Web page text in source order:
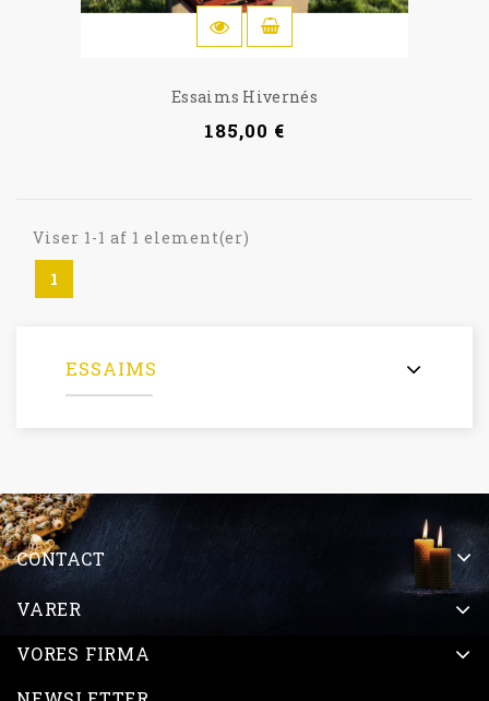
Essaims Hivernés
185,00 €
Viser 1-1 af 1 element(er)
1
ESSAIMS
CONTACT
VARER
VORES FIRMA